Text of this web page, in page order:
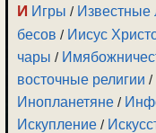
И Игры / Известные
бесов / Иисус
чары /
восточные религии /
Инопланетяне /
Искупление /